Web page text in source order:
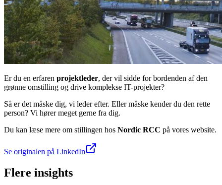
Er du en erfaren projektleder, der vil sidde for bordenden af den
grønne omstilling og drive komplekse IT-projekter?
Så er det måske dig, vi leder efter. Eller måske kender du den rette
person? Vi hører meget gerne fra dig.
Du kan læse mere om stillingen hos Nordic RCC på vores website.
Se originalen på LinkedIn
Flere insights